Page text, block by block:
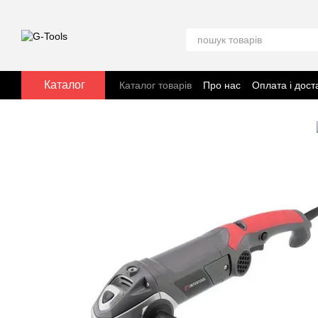
Каталог Каталог товарів Про нас Оплата і